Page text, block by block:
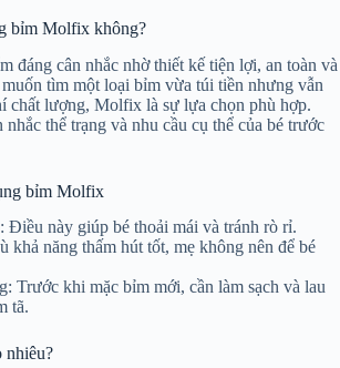
bỉm Molfix không?
đáng cân nhắc nhờ thiết kế tiện lợi, an toàn và
tìm một loại bỉm vừa túi tiền nhưng vẫn
chất lượng, Molfix là sự lựa chọn phù hợp.
nhắc thể trạng và nhu cầu cụ thể của bé trước
bỉm Molfix
Điều này giúp bé thoải mái và tránh rò rỉ.
khả năng thấm hút tốt, mẹ không nên để bé
Trước khi mặc bỉm mới, cần làm sạch và lau
tã.
nhiêu?